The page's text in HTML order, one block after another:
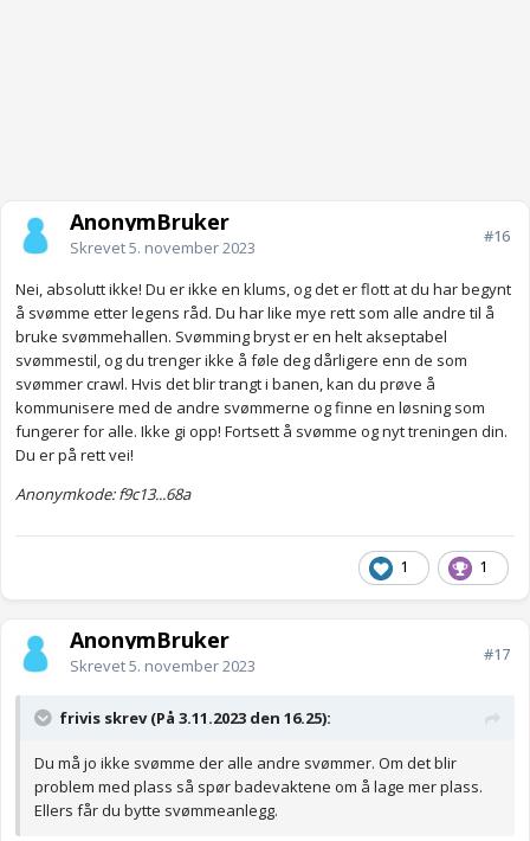
AnonymBruker
Skrevet5. november 2023
#16
Nei, absolutt ikke! Du er ikke en klums, og det er flott at du har begynt
å svømme etter legens råd. Du har like mye rett som alle andre til å
bruke svømmehallen. Svømming bryst er en helt akseptabel
svømmestil, og du trenger ikke å føle deg dårligere enn de som
svømmer crawl. Hvis det blir trangt i banen, kan du prøve å
kommunisere med de andre svømmerne og finne en løsning som
fungerer for alle. Ikke gi opp! Fortsett å svømme og nyt treningen din.
Du er på rett vei!
Anonymkode: f9c13...68a
1 1
AnonymBruker
Skrevet5. november 2023
#17
frivis skrev (På 3.11.2023 den 16.25):
Du må jo ikke svømme der alle andre svømmer. Om det blir
problem med plass så spør badevaktene om å lage mer plass.
Ellers får du bytte svømmeanlegg.